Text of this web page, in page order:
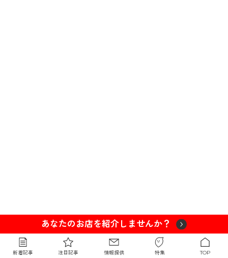
あなたのお店を紹介しませんか？
新着記事 注目記事 情報提供 特集 TOP